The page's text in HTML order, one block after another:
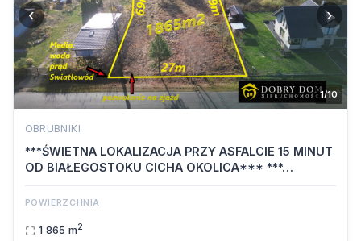
‹ ›
1/10
OBRUBNIKI
***ŚWIETNA LOKALIZACJA PRZY ASFALCIE 15 MINUT
OD BIAŁEGOSTOKU CICHA OKOLICA*** ***…
POWIERZCHNIA
1 865 m2